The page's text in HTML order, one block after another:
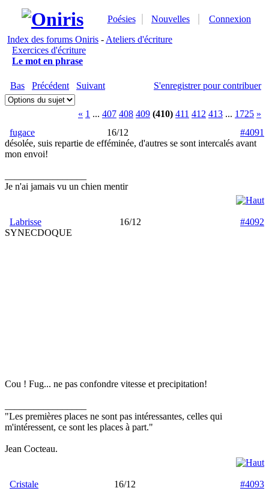
Poésies Nouvelles
Connexion
Index des forums Oniris - Ateliers d'écriture
Exercices d'écriture
Le mot en phrase
Bas Précédent Suivant S'enregistrer pour contribuer
« 1 ... 407 408 409 (410) 411 412 413 ... 1725 »
fugace
16/12
#4091
désolée, suis repartie de efféminée, d'autres se sont intercalés avant
mon envoi!
Je n'ai jamais vu un chien mentir
Labrisse 16/12
#4092
SYNECDOQUE
Cou ! Fug... ne pas confondre vitesse et precipitation!
"Les premières places ne sont pas intéressantes, celles qui
m'intéressent, ce sont les places à part."
Jean Cocteau.
Cristale 16/12
#4093